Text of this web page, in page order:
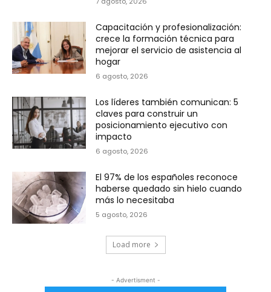
Capacitación y profesionalización:
crece la formación técnica para
mejorar el servicio de asistencia al
hogar
6 agosto, 2026
Los líderes también comunican: 5
claves para construir un
posicionamiento ejecutivo con
impacto
6 agosto, 2026
El 97% de los españoles reconoce
haberse quedado sin hielo cuando
más lo necesitaba
5 agosto, 2026
Load more
- Advertisment -